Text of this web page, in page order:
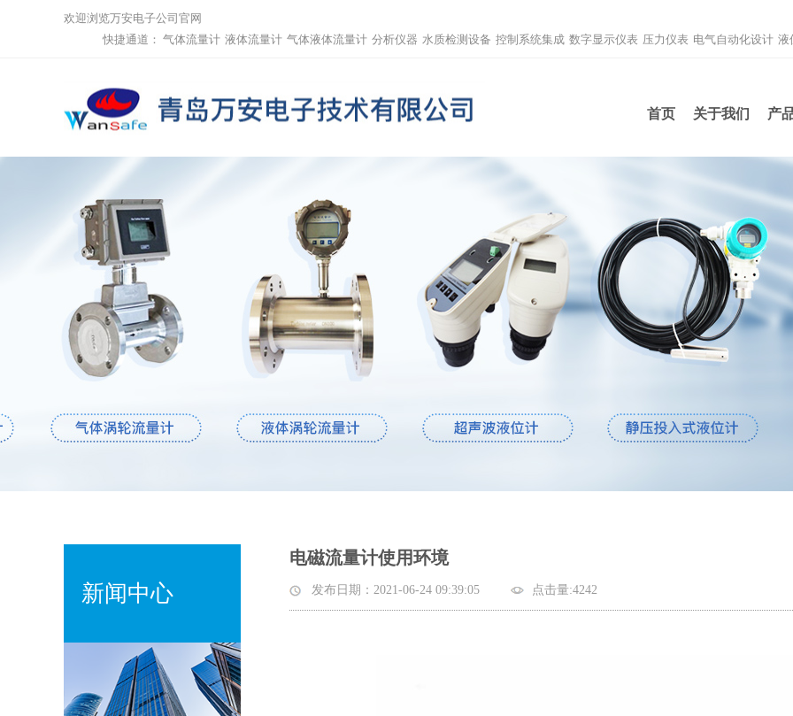
欢迎浏览万安电子公司官网
快捷通道： 气体流量计 液体流量计 气体液体流量计 分析仪器 水质检测设备 控制系统集成 数字显示仪表 压力仪表 电气自动化设计 液
首页 关于我们 产
电磁流量计使用环境
发布日期：2021-06-24 09:39:05 点击量:4242
新闻中心